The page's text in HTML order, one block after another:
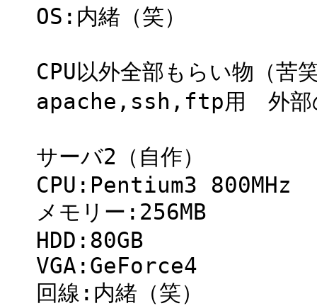
OS:内緒（笑）
CPU以外全部もらい物（苦
apache,ssh,ftp用 外部の
サーバ2（自作）
CPU:Pentium3 800MHz
メモリー:256MB
HDD:80GB
VGA:GeForce4
回線:内緒（笑）